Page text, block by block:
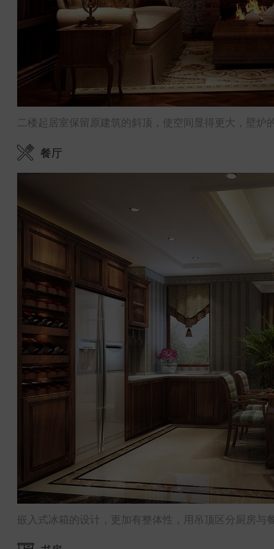
二楼起居室保留原建筑的斜顶，使空间显得更大，壁炉
餐厅
嵌入式冰箱的设计，更加有整体性，用吊顶区分厨房与